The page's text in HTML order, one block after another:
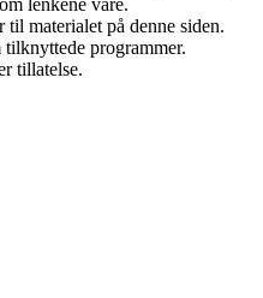
lenkene våre.
materialet på denne siden.
programmer.
tillatelse.